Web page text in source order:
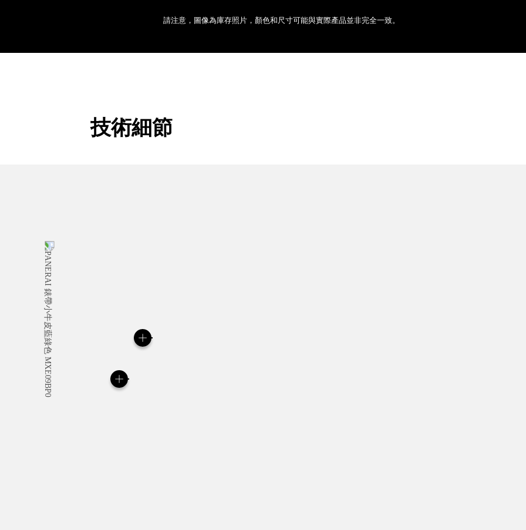
請注意，圖像為庫存照片，顏色和尺寸可能與實際產品並非完全一致。
技術細節